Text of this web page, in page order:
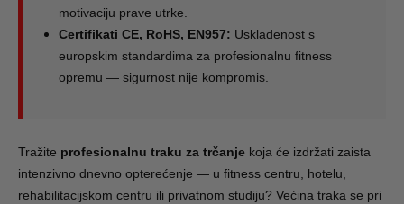
motivaciju prave utrke.
Certifikati CE, RoHS, EN957: Usklađenost s
europskim standardima za profesionalnu fitness
opremu — sigurnost nije kompromis.
Tražite profesionalnu traku za trčanje koja će izdržati zaista
intenzivno dnevno opterećenje — u fitness centru, hotelu,
rehabilitacijskom centru ili privatnom studiju? Većina traka se pri